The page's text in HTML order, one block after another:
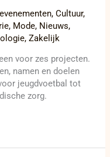
,Cultuur,
, Mode, Nieuws,
,Zakelijk
voor zes projecten.
namen en doelen
jeugdvoetbal tot
zorg.